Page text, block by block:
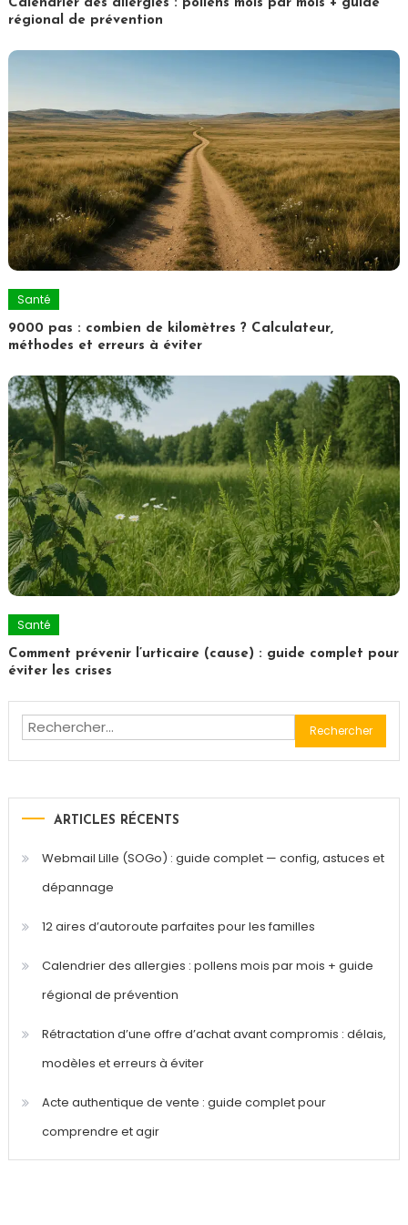
Calendrier des allergies : pollens mois par mois + guide
régional de prévention
Santé
9000 pas : combien de kilomètres ? Calculateur,
méthodes et erreurs à éviter
Santé
Comment prévenir l’urticaire (cause) : guide complet pour
éviter les crises
Rechercher :
ARTICLES RÉCENTS
Webmail Lille (SOGo) : guide complet — config, astuces et
dépannage
12 aires d’autoroute parfaites pour les familles
Calendrier des allergies : pollens mois par mois + guide
régional de prévention
Rétractation d’une offre d’achat avant compromis : délais,
modèles et erreurs à éviter
Acte authentique de vente : guide complet pour
comprendre et agir